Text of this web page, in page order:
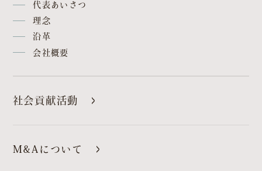
代表あいさつ
理念
沿革
会社概要
社会貢献活動
M&Aについて